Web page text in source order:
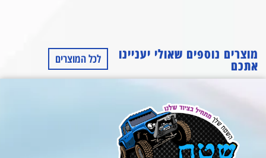
מוצרים נוספים שאולי יעניינו
אתכם לכל המוצרים